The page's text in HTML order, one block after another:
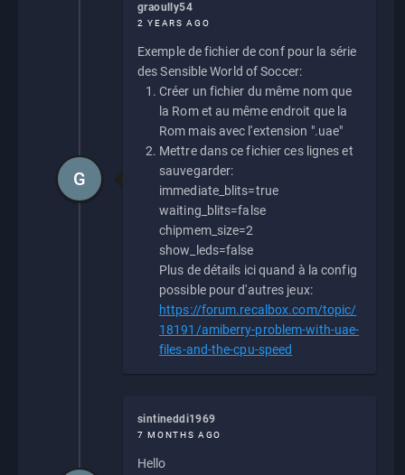
graoully54
2 YEARS AGO
Exemple de fichier de conf pour la série
des Sensible World of Soccer:
Créer un fichier du même nom que
la Rom et au même endroit que la
Rom mais avec l'extension ".uae"
Mettre dans ce fichier ces lignes et
sauvegarder:
immediate_blits=true
waiting_blits=false
chipmem_size=2
show_leds=false
Plus de détails ici quand à la config
possible pour d'autres jeux:
https://forum.recalbox.com/topic/
18191/amiberry-problem-with-uae-
files-and-the-cpu-speed
G
sintineddi1969
7 MONTHS AGO
Hello